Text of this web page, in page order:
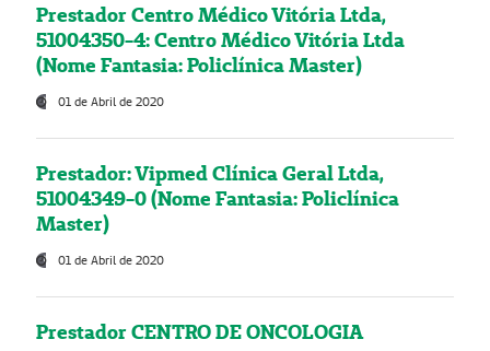
Prestador Centro Médico Vitória Ltda,
51004350-4: Centro Médico Vitória Ltda
(Nome Fantasia: Policlínica Master)
01 de Abril de 2020
Prestador: Vipmed Clínica Geral Ltda,
51004349-0 (Nome Fantasia: Policlínica
Master)
01 de Abril de 2020
Prestador CENTRO DE ONCOLOGIA